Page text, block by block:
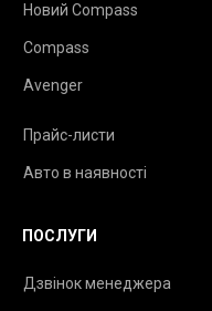
Новий Compass
Compass
Avenger
Прайс-листи
Авто в наявності
ПОСЛУГИ
Дзвінок менеджера